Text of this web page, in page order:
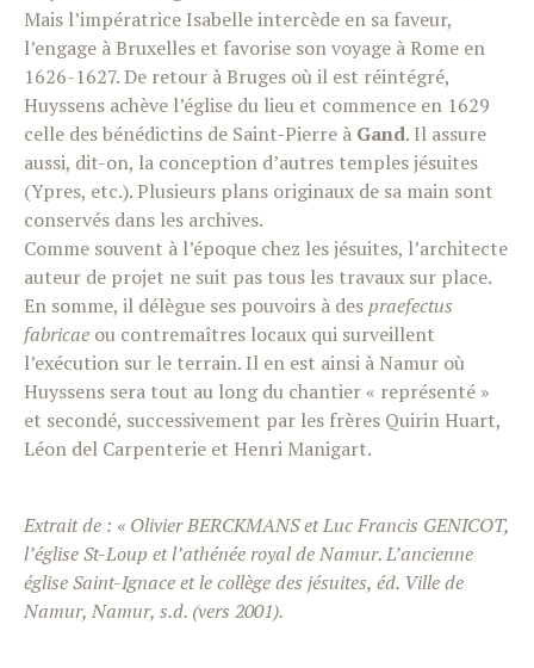
Mais l’impératrice Isabelle intercède en sa faveur,
l’engage à Bruxelles et favorise son voyage à Rome en
1626-1627. De retour à Bruges où il est réintégré,
Huyssens achève l’église du lieu et commence en 1629
celle des bénédictins de Saint-Pierre à Gand. Il assure
aussi, dit-on, la conception d’autres temples jésuites
(Ypres, etc.). Plusieurs plans originaux de sa main sont
conservés dans les archives.
Comme souvent à l’époque chez les jésuites, l’architecte
auteur de projet ne suit pas tous les travaux sur place.
En somme, il délègue ses pouvoirs à despraefectus
fabricae ou contremaîtres locaux qui surveillent
l’exécution sur le terrain. Il en est ainsi à Namur où
Huyssens sera tout au long du chantier « représenté »
et secondé, successivement par les frères Quirin Huart,
Léon del Carpenterie et Henri Manigart.
Extrait de : « Olivier BERCKMANS et Luc Francis GENICOT,
l’église St-Loup et l’athénée royal de Namur. L’ancienne
église Saint-Ignace et le collège des jésuites, éd. Ville de
Namur, Namur, s.d. (vers 2001).